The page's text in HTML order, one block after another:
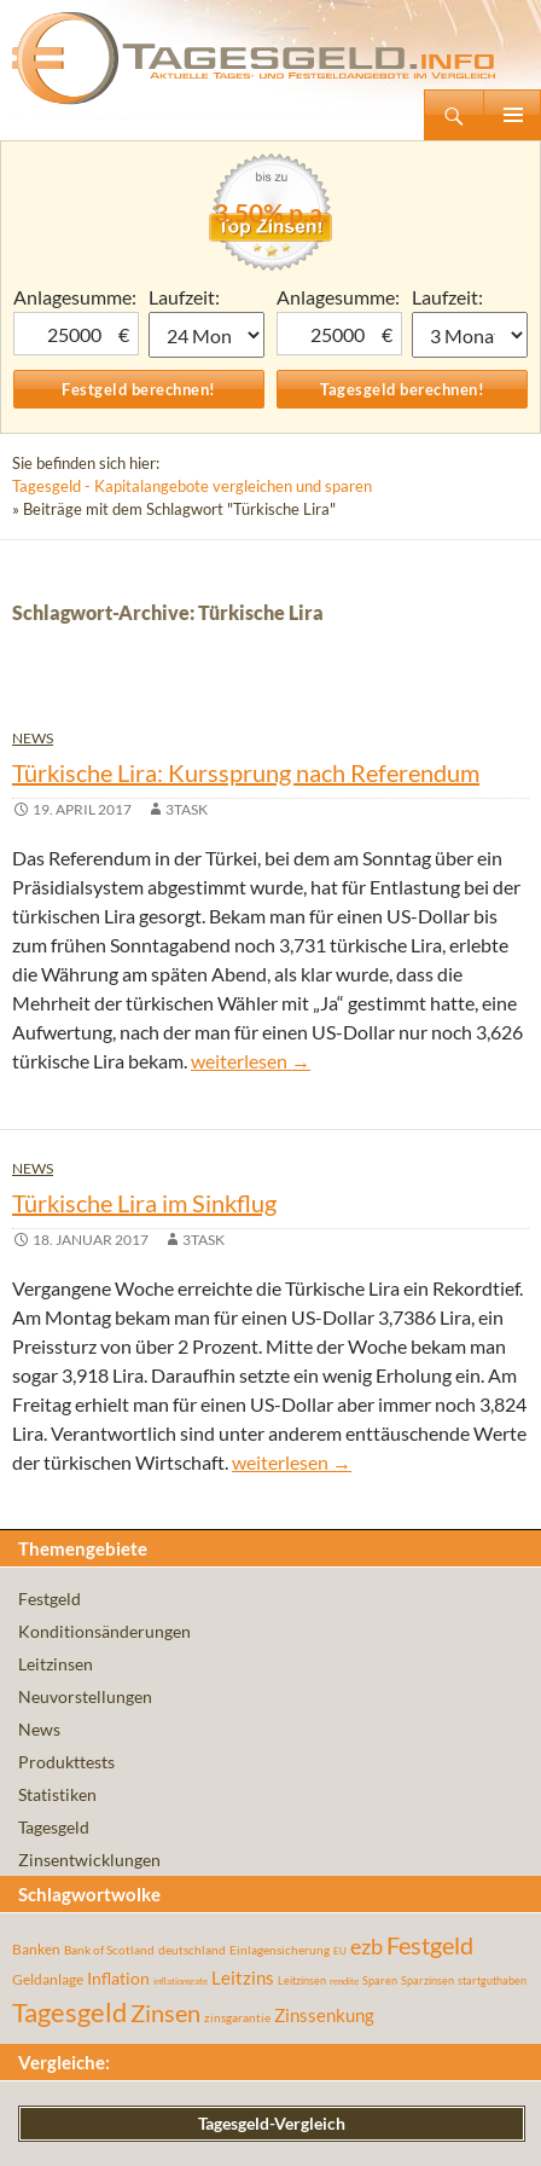
Tagesgeld.info – Tagesgeldkonten vergleichen und Tagesgeld-Zinsen berechnen
Zum
3,50% p.a.
Anlagesumme:
€
Laufzeit:
Anlagesumme:
€
Laufzeit:
Sie befinden sich hier:
Tagesgeld - Kapitalangebote vergleichen und sparen
» Beiträge mit dem Schlagwort "Türkische Lira"
Schlagwort-Archive: Türkische Lira
NEWS
Türkische Lira: Kurssprung nach Referendum
19. APRIL 2017 3TASK
Das Referendum in der Türkei, bei dem am Sonntag über ein
Präsidialsystem abgestimmt wurde, hat für Entlastung bei der
türkischen Lira gesorgt. Bekam man für einen US-Dollar bis
zum frühen Sonntagabend noch 3,731 türkische Lira, erlebte
die Währung am späten Abend, als klar wurde, dass die
Mehrheit der türkischen Wähler mit „Ja“ gestimmt hatte, eine
Aufwertung, nach der man für einen US-Dollar nur noch 3,626
türkische Lira bekam.Türkische Lira: Kurssprung nach
weiterlesen →
NEWS
Türkische Lira im Sinkflug
18. JANUAR 2017 3TASK
Vergangene Woche erreichte die Türkische Lira ein Rekordtief.
Am Montag bekam man für einen US-Dollar 3,7386 Lira, ein
Preissturz von über 2 Prozent. Mitte der Woche bekam man
sogar 3,918 Lira. Daraufhin setzte ein wenig Erholung ein. Am
Freitag erhielt man für einen US-Dollar aber immer noch 3,824
Lira. Verantwortlich sind unter anderem enttäuschende Werte
der türkischen Wirtschaft.Türkische Lira im Sinkflug
weiterlesen →
Themengebiete
Festgeld
Konditionsänderungen
Leitzinsen
Neuvorstellungen
News
Produkttests
Statistiken
Tagesgeld
Zinsentwicklungen
Schlagwortwolke
Banken Bank of Scotland deutschland Einlagensicherung EU ezbFestgeld
Geldanlage Inflation inflationsrate Leitzins Leitzinsen rendite Sparen Sparzinsen startguthaben
Tagesgeld Zinsen zinsgarantie Zinssenkung
Vergleiche:
Tagesgeld-Vergleich